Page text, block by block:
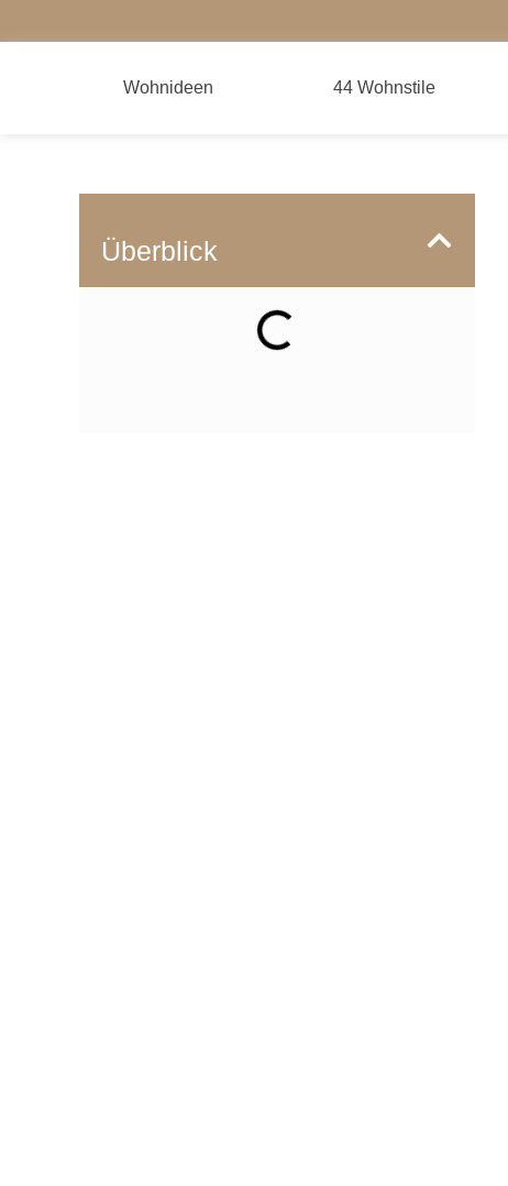
Wohnideen 44 Wohnstile
Überblick